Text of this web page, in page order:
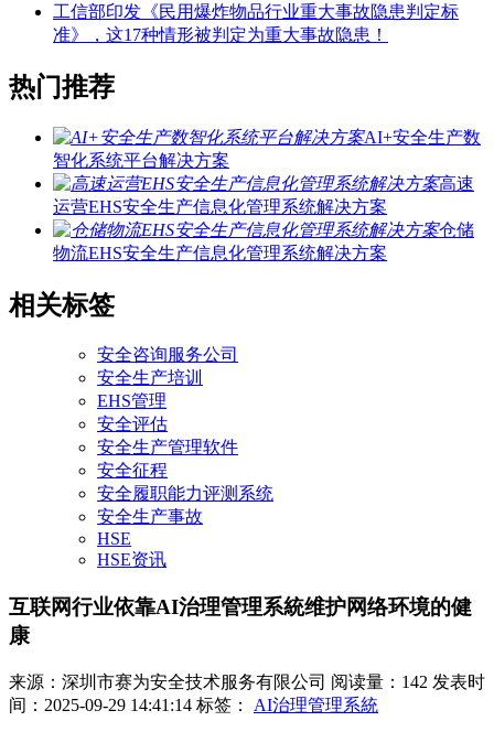
工信部印发《民用爆炸物品行业重大事故隐患判定标
准》，这17种情形被判定为重大事故隐患！
热门推荐
AI+安全生产数
智化系统平台解决方案
高速
运营EHS安全生产信息化管理系统解决方案
仓储
物流EHS安全生产信息化管理系统解决方案
相关标签
安全咨询服务公司
安全生产培训
EHS管理
安全评估
安全生产管理软件
安全征程
安全履职能力评测系统
安全生产事故
HSE
HSE资讯
互联网行业依靠AI治理管理系統维护网络环境的健
康
来源：深圳市赛为安全技术服务有限公司 阅读量：142 发表时
间：2025-09-29 14:41:14 标签： AI治理管理系統